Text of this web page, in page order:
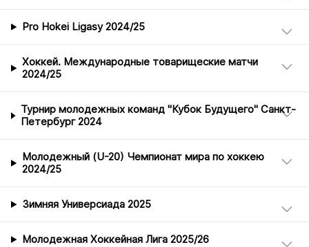
Pro Hokei Ligasy 2024/25
Хоккей. Международные товарищеские матчи
2024/25
Турнир молодежных команд "Кубок Будущего" Санкт-
Петербург 2024
Молодежный (U-20) Чемпионат мира по хоккею
2024/25
Зимняя Универсиада 2025
Молодежная Хоккейная Лига 2025/26